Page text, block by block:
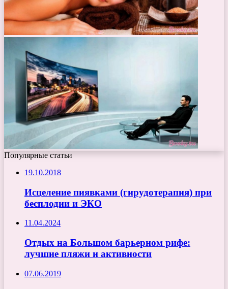
Популярные статьи
19.10.2018
Исцеление пиявками (гирудотерапия) при
бесплодии и ЭКО
11.04.2024
Отдых на Большом барьерном рифе:
лучшие пляжи и активности
07.06.2019